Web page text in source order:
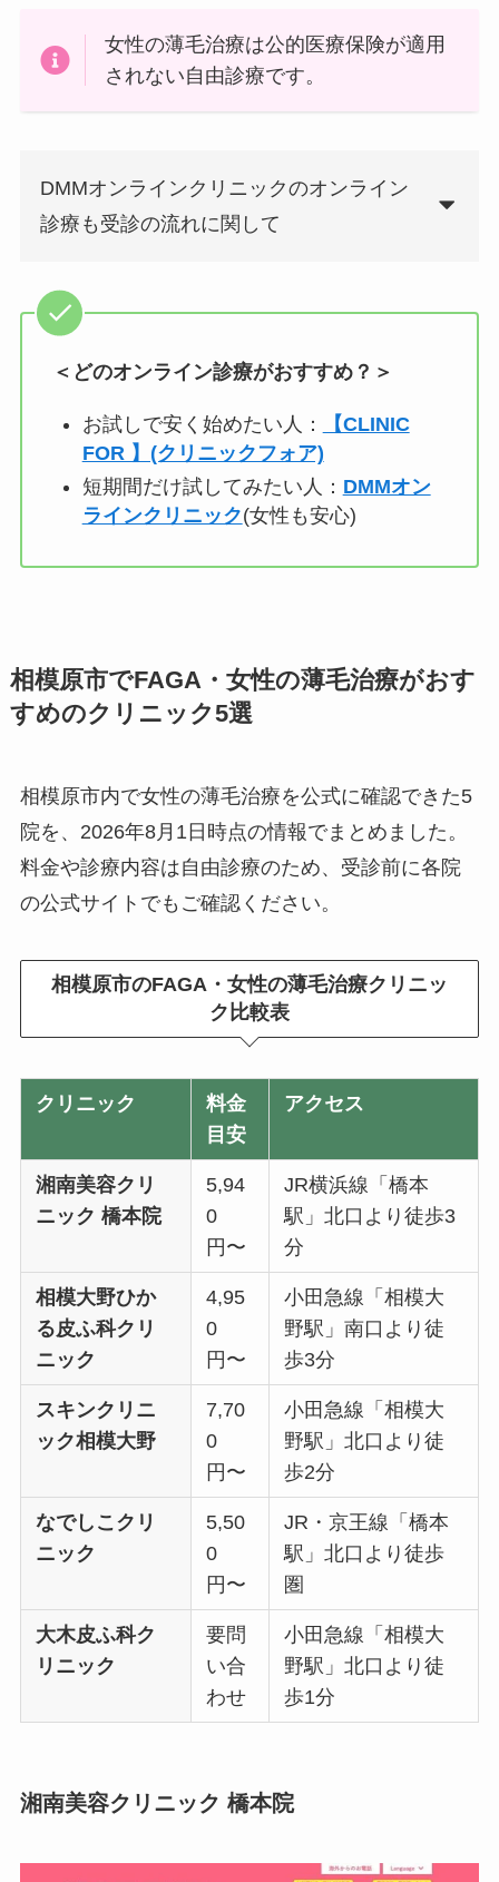
女性の薄毛治療は公的医療保険が適用
されない自由診療です。
DMMオンラインクリニックのオンライン
診療も受診の流れに関して
＜どのオンライン診療がおすすめ？＞
お試しで安く始めたい人：
【CLINIC
FOR 】(クリニックフォア)
短期間だけ試してみたい人： DMMオン
ラインクリニック(女性も安心)
相模原市でFAGA・女性の薄毛治療がおす
すめのクリニック5選
相模原市内で女性の薄毛治療を公式に確認できた5
院を、2026年8月1日時点の情報でまとめました。
料金や診療内容は自由診療のため、受診前に各院
の公式サイトでもご確認ください。
相模原市のFAGA・女性の薄毛治療クリニッ
ク比較表
クリニック
料金
目安
アクセス
湘南美容クリ
ニック 橋本院
5,94
0
円〜
JR横浜線「橋本
駅」北口より徒歩3
分
相模大野ひか
る皮ふ科クリ
ニック
4,95
0
円〜
小田急線「相模大
野駅」南口より徒
歩3分
スキンクリニ
ック相模大野
7,70
0
円〜
小田急線「相模大
野駅」北口より徒
歩2分
なでしこクリ
ニック
5,50
0
円〜
JR・京王線「橋本
駅」北口より徒歩
圏
大木皮ふ科ク
リニック
要問
い合
わせ
小田急線「相模大
野駅」北口より徒
歩1分
湘南美容クリニック 橋本院